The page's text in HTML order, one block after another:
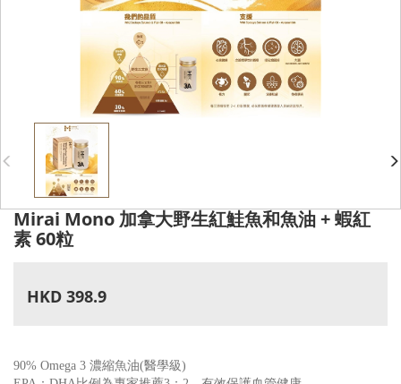
Mirai Mono 加拿大野生紅鮭魚和魚油 + 蝦紅
素 60粒
HKD 398.9
90% Omega 3 濃縮魚油(醫學級)